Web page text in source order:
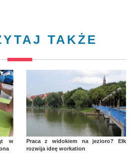
TAKŻE
w
Praca z widokiem na jezioro? Ełk
rozwija ideę workation